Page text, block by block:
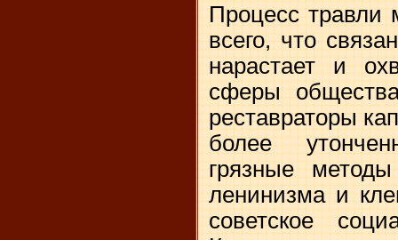
Процесс травли
всего, что
нарастает и
сферы
реставраторы
более
грязные
ленинизма и
советское